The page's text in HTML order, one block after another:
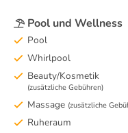
Pool und Wellness
Pool
Whirlpool
Beauty/Kosmetik
(zusätzliche Gebühren)
Massage (zusätzliche
Ruheraum